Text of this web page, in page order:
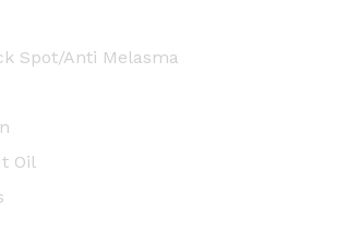
Spot/Anti Melasma
Oil